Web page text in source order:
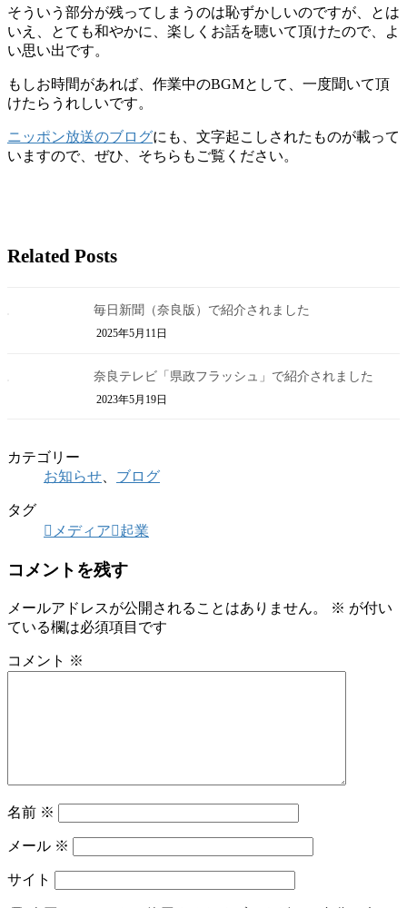
そういう部分が残ってしまうのは恥ずかしいのですが、とは
いえ、とても和やかに、楽しくお話を聴いて頂けたので、よ
い思い出です。
もしお時間があれば、作業中のBGMとして、一度聞いて頂
けたらうれしいです。
ニッポン放送のブログにも、文字起こしされたものが載って
いますので、ぜひ、そちらもご覧ください。
Related Posts
毎日新聞（奈良版）で紹介されました
2025年5月11日
奈良テレビ「県政フラッシュ」で紹介されました
2023年5月19日
カテゴリー
お知らせ、 ブログ
タグ
メディア
起業
コメントを残す
メールアドレスが公開されることはありません。 ※ が付い
ている欄は必須項目です
コメント ※
名前 ※
メール ※
サイト